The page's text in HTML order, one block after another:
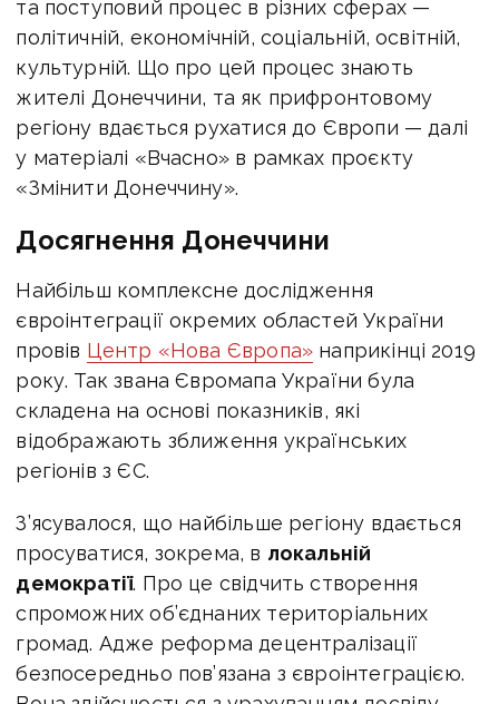
та поступовий процес в різних сферах —
політичній, економічній, соціальній, освітній,
культурній. Що про цей процес знають
жителі Донеччини, та як прифронтовому
регіону вдається рухатися до Європи — далі
у матеріалі «Вчасно» в рамках проєкту
«Змінити Донеччину».
Досягнення Донеччини
Найбільш комплексне дослідження
євроінтеграції окремих областей України
провів Центр «Нова Європа» наприкінці 2019
року. Так звана Євромапа України була
складена на основі показників, які
відображають зближення українських
регіонів з ЄС.
З’ясувалося, що найбільше регіону вдається
просуватися, зокрема, в локальній
демократії. Про це свідчить створення
спроможних об’єднаних територіальних
громад. Адже реформа децентралізації
безпосередньо пов’язана з євроінтеграцією.